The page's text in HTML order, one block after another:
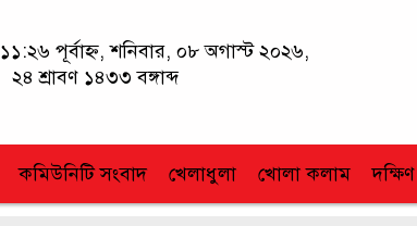
১১:২৬ পূর্বাহ্ন, শনিবার, ০৮ অগাস্ট ২০২৬,
২৪ শ্রাবণ ১৪৩৩ বঙ্গাব্দ
কমিউনিটি সংবাদ খেলাধুলা খোলা কলাম